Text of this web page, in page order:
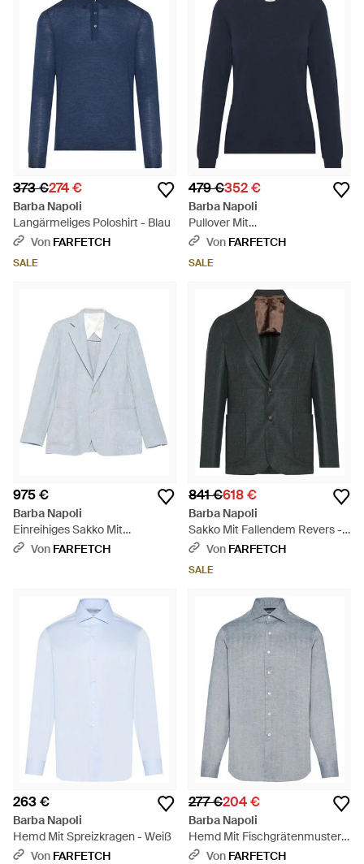
373 €274 €
Barba Napoli
Langärmeliges Poloshirt - Blau
Von FARFETCH
SALE
479 €352 €
Barba Napoli
Pullover Mit
Rundhalsausschnitt - Blau
Von FARFETCH
SALE
975 €
Barba Napoli
Einreihiges Sakko Mit
Fallendem Revers - Blau
Von FARFETCH
841 €618 €
Barba Napoli
Sakko Mit Fallendem Revers -
Schwarz
Von FARFETCH
SALE
263 €
Barba Napoli
Hemd Mit Spreizkragen - Weiß
Von FARFETCH
277 €204 €
Barba Napoli
Hemd Mit Fischgrätenmuster -
BlauVon FARFETCH